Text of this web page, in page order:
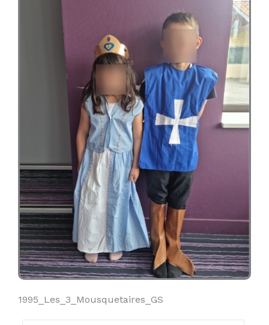
1995_Les_3_Mousquetaires_GS